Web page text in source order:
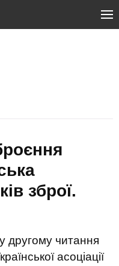
зброї.
другому читання
асоціації